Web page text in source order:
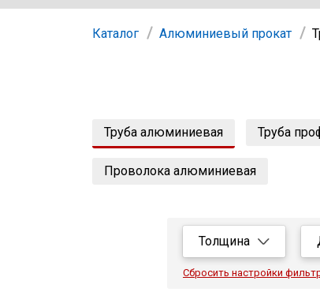
Каталог Алюминиевый прокат
Труба алюминиевая Труба
Проволока алюминиевая
Толщина
Все
Сбросить настройки